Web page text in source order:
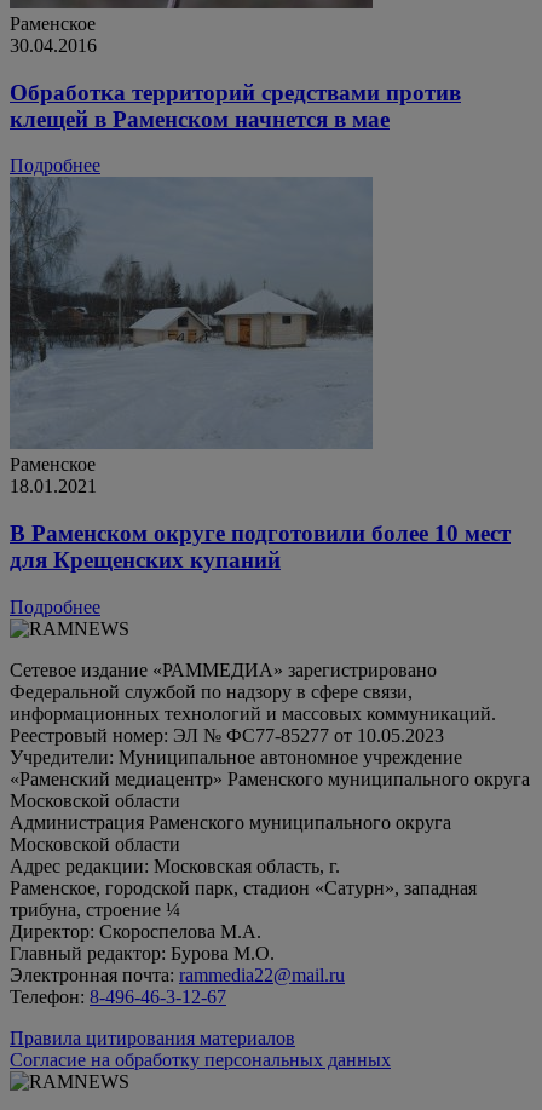
Раменское
30.04.2016
Обработка территорий средствами против
клещей в Раменском начнется в мае
Подробнее
Раменское
18.01.2021
В Раменском округе подготовили более 10 мест
для Крещенских купаний
Подробнее
Сетевое издание «РАММЕДИА» зарегистрировано
Федеральной службой по надзору в сфере связи,
информационных технологий и массовых коммуникаций.
Реестровый номер: ЭЛ № ФС77-85277 от 10.05.2023
Учредители: Муниципальное автономное учреждение
«Раменский медиацентр» Раменского муниципального округа
Московской области
Администрация Раменского муниципального округа
Московской области
Адрес редакции: Московская область, г.
Раменское, городской парк, стадион «Сатурн», западная
трибуна, строение ¼
Директор: Скороспелова М.А.
Главный редактор: Бурова М.О.
Электронная почта: rammedia22@mail.ru
Телефон: 8-496-46-3-12-67
Правила цитирования материалов
Согласие на обработку персональных данных